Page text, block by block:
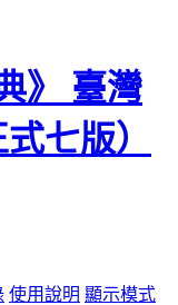
使用說明 顯示模式